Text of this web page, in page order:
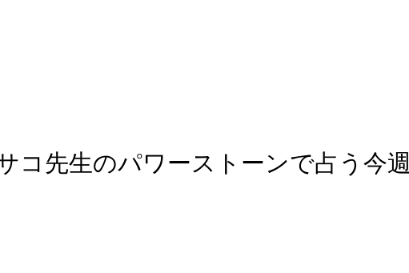
コ先生のパワーストーンで占う今週